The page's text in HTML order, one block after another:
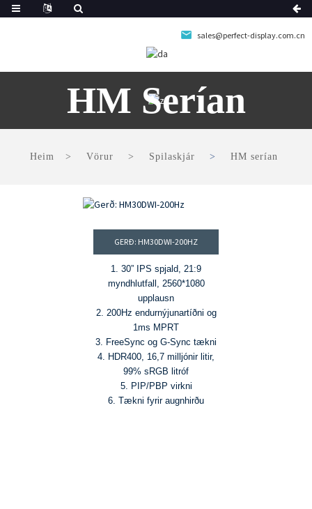
sales@perfect-display.com.cn
HM Serían
Heim Vörur Spilaskjár HM serían
GERÐ: HM30DWI-200HZ
1. 30” IPS spjald, 21:9
myndhlutfall, 2560*1080
upplausn
2. 200Hz endurnýjunartíðni og
1ms MPRT
3. FreeSync og G-Sync tækni
4. HDR400, 16,7 milljónir litir,
99% sRGB litróf
5. PIP/PBP virkni
6. Tækni fyrir augnhirðu